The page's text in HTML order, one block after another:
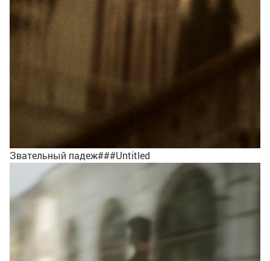
Звательный падеж###Untitled